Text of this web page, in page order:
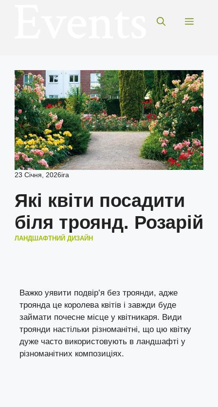
Меню
23 Січня, 2026ira
Які квіти посадити
біля троянд. Розарій
ЛАНДШАФТНИЙ ДИЗАЙН
Важко уявити подвір’я без троянди, адже
троянда це королева квітів і завжди буде
займати почесне місце у квітникаря. Види
троянди настільки різноманітні, що цю квітку
дуже часто використовують в ландшафті у
різноманітних композиціях.